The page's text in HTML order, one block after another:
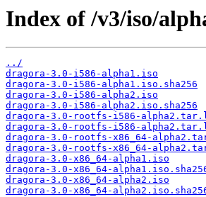
Index of /v3/iso/
../
dragora-3.0-i586-alpha1.iso
dragora-3.0-i586-alpha1.iso.sha256
dragora-3.0-i586-alpha2.iso
dragora-3.0-i586-alpha2.iso.sha256
dragora-3.0-rootfs-i586-
dragora-3.0-rootfs-i586-
dragora-3.0-rootfs-x86_64-
dragora-3.0-rootfs-x86_64-
dragora-3.0-x86_64-alpha1.iso
dragora-3.0-x86_64-
dragora-3.0-x86_64-alpha2.iso
dragora-3.0-x86_64-